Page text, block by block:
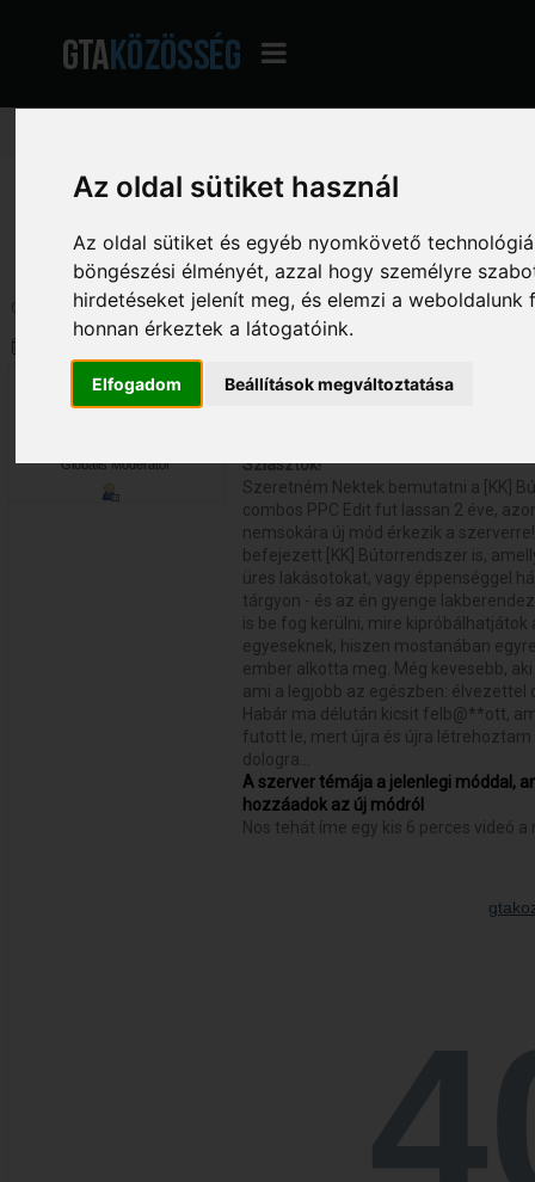
Az oldal sütiket használ
Az oldal sütiket és egyéb nyomkövető
böngészési élményét, azzal hogy személyre
hirdetéseket jelenít meg, és elemzi a
honnan érkeztek a látogatóink.
Elfogadom Beállítások megváltoztatása
GTA Közösség - A magyar GTA fórum» Hatalmas Archívum
Oldalak: [ 1 ] Le
Szerző Téma: [KK] Bútorrendszer -
Dfoglalo
Globális Moderátor
[KK] Bútorrendszer - [HD]
Sziasztok!
Szeretném Nektek bemutatni a [KK]
combos PPC Edit fut lassan 2 éve,
nemsokára új mód érkezik a
befejezett [KK] Bútorrendszer is,
üres lakásotokat, vagy éppenséggel
tárgyon - és az én gyenge
is be fog kerülni, mire
egyeseknek, hiszen mostanában
ember alkotta meg. Még kevesebb,
ami a legjobb az egészben:
Habár ma délután kicsit felb@**ott,
futott le, mert újra és újra
dologra...
A szerver témája a jelenlegi móddal,
hozzáadok az új módról
Nos tehát íme egy kis 6 perces videó a